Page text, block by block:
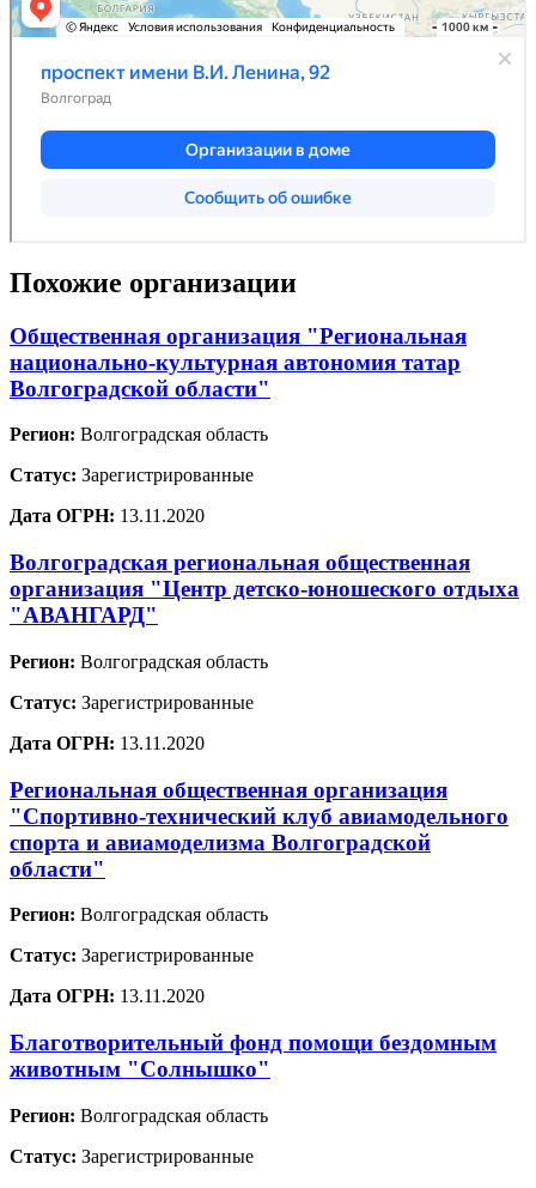
Похожие организации
Общественная организация "Региональная
национально-культурная автономия татар
Волгоградской области"
Регион: Волгоградская область
Статус: Зарегистрированные
Дата ОГРН: 13.11.2020
Волгоградская региональная общественная
организация "Центр детско-юношеского отдыха
"АВАНГАРД"
Регион: Волгоградская область
Статус: Зарегистрированные
Дата ОГРН: 13.11.2020
Региональная общественная организация
"Спортивно-технический клуб авиамодельного
спорта и авиамоделизма Волгоградской
области"
Регион: Волгоградская область
Статус: Зарегистрированные
Дата ОГРН: 13.11.2020
Благотворительный фонд помощи бездомным
животным "Солнышко"
Регион: Волгоградская область
Статус: Зарегистрированные